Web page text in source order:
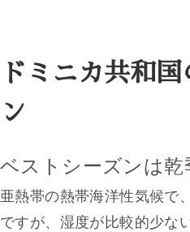
ドミニカ共和
ン
ベストシーズンは乾
亜熱帯の熱帯海洋性気候で
ですが、湿度が比較的少な